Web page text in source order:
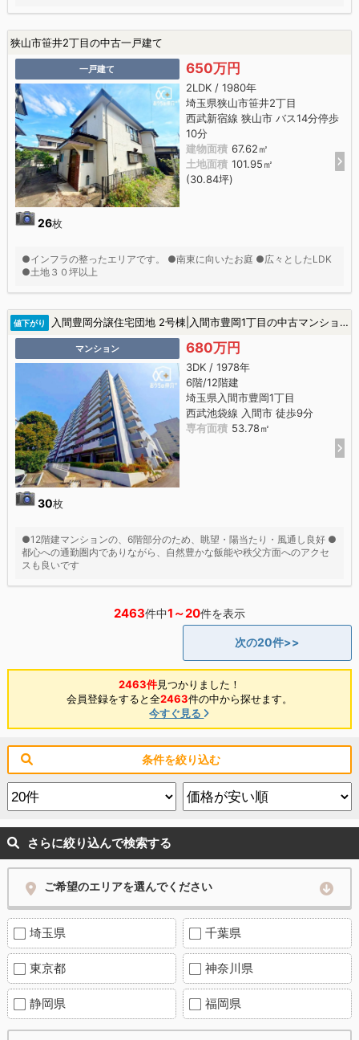
狭山市笹井2丁目の中古一戸建て
一戸建て
26枚
650万円
2LDK / 1980年
埼玉県狭山市笹井2丁目
西武新宿線 狭山市 バス14分停歩
10分
建物面積 67.62㎡
土地面積 101.95㎡
(30.84坪)
●インフラの整ったエリアです。 ●南東に向いたお庭 ●広々としたLDK
●土地３０坪以上
値下がり 入間豊岡分譲住宅団地 2号棟|入間市豊岡1丁目の中古マンション
マンション
30枚
680万円
3DK / 1978年
6階/12階建
埼玉県入間市豊岡1丁目
西武池袋線 入間市 徒歩9分
専有面積 53.78㎡
●12階建マンションの、6階部分のため、眺望・陽当たり・風通し良好 ●
都心への通勤圏内でありながら、自然豊かな飯能や秩父方面へのアクセ
スも良いです
2463件中1～20件を表示
次の20件>>
2463件見つかりました！
会員登録をすると全2463件の中から探せます。
今すぐ見る
条件を絞り込む
さらに絞り込んで検索する
ご希望のエリアを選んでください
埼玉県 千葉県
東京都 神奈川県
静岡県 福岡県